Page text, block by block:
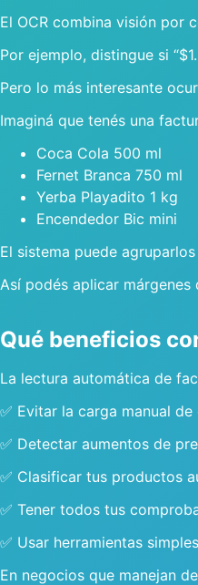
El OCR combina visión por
Por ejemplo, distingue si
Pero lo más interesante
Imaginá que tenés una
Coca Cola 500 ml
Fernet Branca 750 ml
Yerba Playadito 1 kg
Encendedor Bic mini
El sistema puede
Así podés aplicar
Qué beneficios
La lectura automática de
✅ Evitar la carga manual
✅ Detectar aumentos de
✅ Clasificar tus productos
✅ Tener todos tus
✅ Usar herramientas
En negocios que manejan